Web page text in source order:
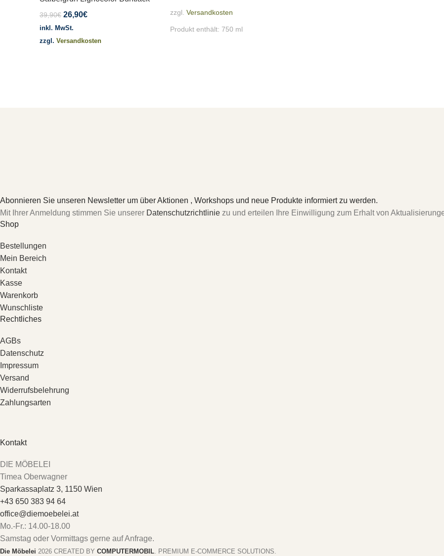
39,90€ 26,90€
inkl. MwSt.
zzgl. Versandkosten
zzgl. Versandkosten
Produkt enthält: 750 ml
Abonnieren Sie unseren Newsletter um über Aktionen , Workshops und neue Produkte informiert zu werden.
Mit Ihrer Anmeldung stimmen Sie unserer Datenschutzrichtlinie zu und erteilen Ihre Einwilligung zum Erhalt von
Shop
Bestellungen
Mein Bereich
Kontakt
Kasse
Warenkorb
Wunschliste
Rechtliches
AGBs
Datenschutz
Impressum
Versand
Widerrufsbelehrung
Zahlungsarten
Kontakt
DIE MÖBELEI
Timea Oberwagner
Sparkassaplatz 3, 1150 Wien
+43 650 383 94 64
office@diemoebelei.at
Mo.-Fr.: 14.00-18.00
Samstag oder Vormittags gerne auf Anfrage.
Die Möbelei 2026 CREATED BY COMPUTERMOBIL. PREMIUM E-COMMERCE SOLUTIONS.